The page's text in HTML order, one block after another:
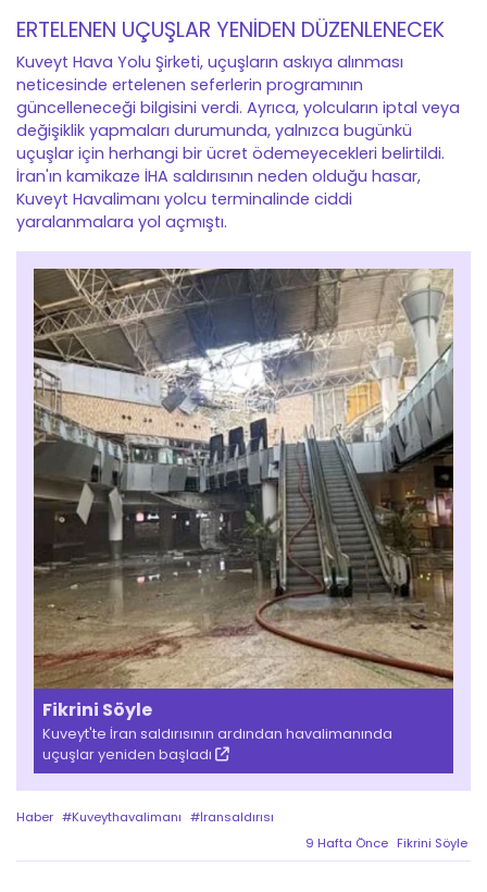
ERTELENEN UÇUŞLAR YENİDEN DÜZENLENECEK
Kuveyt Hava Yolu Şirketi, uçuşların askıya alınması
neticesinde ertelenen seferlerin programının
güncelleneceği bilgisini verdi. Ayrıca, yolcuların iptal veya
değişiklik yapmaları durumunda, yalnızca bugünkü
uçuşlar için herhangi bir ücret ödemeyecekleri belirtildi.
İran'ın kamikaze İHA saldırısının neden olduğu hasar,
Kuveyt Havalimanı yolcu terminalinde ciddi
yaralanmalara yol açmıştı.
Fikrini Söyle
Kuveyt'te İran saldırısının ardından havalimanında
uçuşlar yeniden başladı
Haber #Kuveythavalimanı #İransaldırısı
9 Hafta Önce Fikrini Söyle